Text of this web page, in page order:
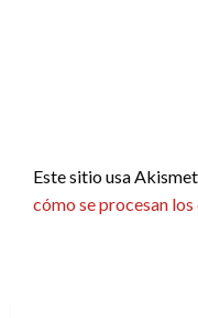
Este sitio usa
cómo se procesan